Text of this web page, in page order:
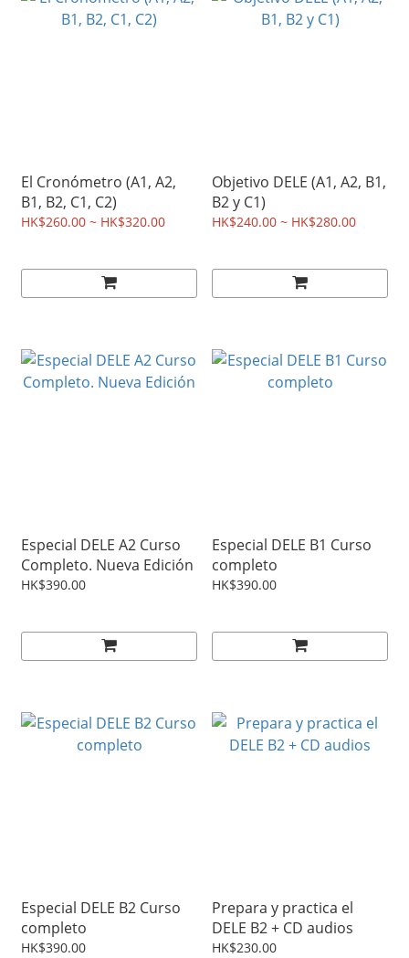
El Cronómetro (A1, A2,
B1, B2, C1, C2)
HK$260.00 ~ HK$320.00
Objetivo DELE (A1, A2, B1,
B2 y C1)
HK$240.00 ~ HK$280.00
Especial DELE A2 Curso
Completo. Nueva Edición
HK$390.00
Especial DELE B1 Curso
completo
HK$390.00
Especial DELE B2 Curso
completo
HK$390.00
Prepara y practica el
DELE B2 + CD audios
HK$230.00